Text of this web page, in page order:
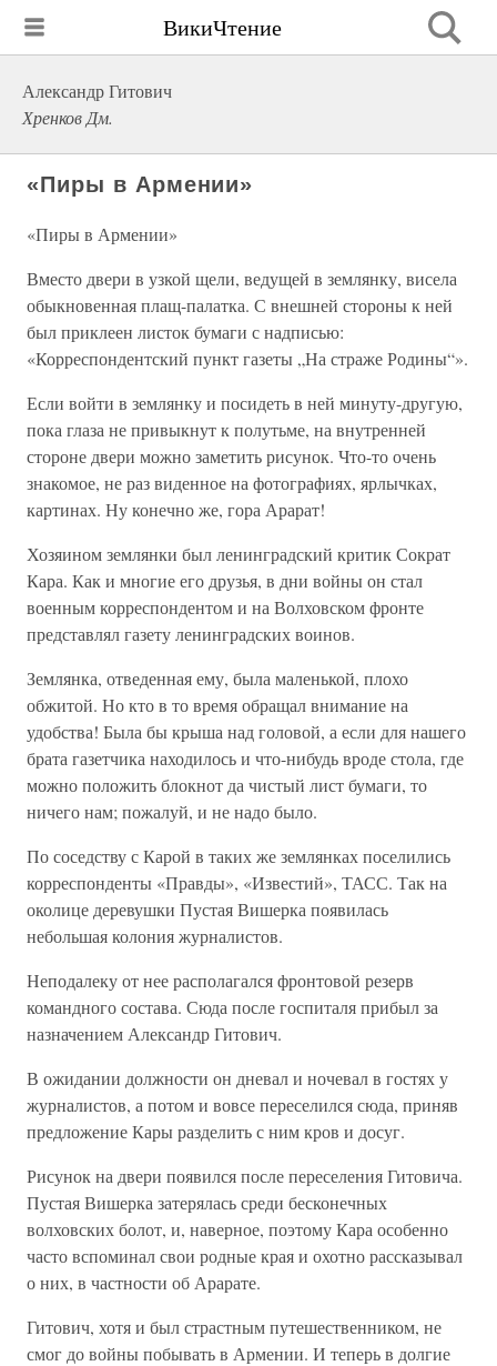
ВикиЧтение
Александр Гитович
Хренков Дм.
«Пиры в Армении»
«Пиры в Армении»
Вместо двери в узкой щели, ведущей в землянку, висела
обыкновенная плащ-палатка. С внешней стороны к ней
был приклеен листок бумаги с надписью:
«Корреспондентский пункт газеты „На страже Родины“».
Если войти в землянку и посидеть в ней минуту-другую,
пока глаза не привыкнут к полутьме, на внутренней
стороне двери можно заметить рисунок. Что-то очень
знакомое, не раз виденное на фотографиях, ярлычках,
картинах. Ну конечно же, гора Арарат!
Хозяином землянки был ленинградский критик Сократ
Кара. Как и многие его друзья, в дни войны он стал
военным корреспондентом и на Волховском фронте
представлял газету ленинградских воинов.
Землянка, отведенная ему, была маленькой, плохо
обжитой. Но кто в то время обращал внимание на
удобства! Была бы крыша над головой, а если для нашего
брата газетчика находилось и что-нибудь вроде стола, где
можно положить блокнот да чистый лист бумаги, то
ничего нам; пожалуй, и не надо было.
По соседству с Карой в таких же землянках поселились
корреспонденты «Правды», «Известий», ТАСС. Так на
околице деревушки Пустая Вишерка появилась
небольшая колония журналистов.
Неподалеку от нее располагался фронтовой резерв
командного состава. Сюда после госпиталя прибыл за
назначением Александр Гитович.
В ожидании должности он дневал и ночевал в гостях у
журналистов, а потом и вовсе переселился сюда, приняв
предложение Кары разделить с ним кров и досуг.
Рисунок на двери появился после переселения Гитовича.
Пустая Вишерка затерялась среди бесконечных
волховских болот, и, наверное, поэтому Кара особенно
часто вспоминал свои родные края и охотно рассказывал
о них, в частности об Арарате.
Гитович, хотя и был страстным путешественником, не
смог до войны побывать в Армении. И теперь в долгие